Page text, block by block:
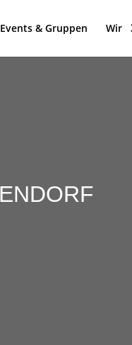
Events & Gruppen Wir